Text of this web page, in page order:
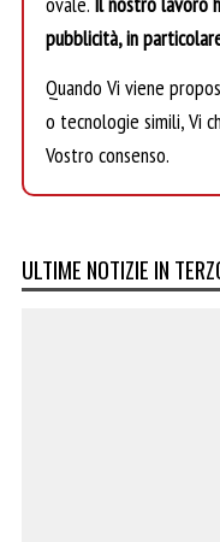
pubblicità, in
Quando Vi viene
o tecnologie simili, Vi
Vostro consenso.
ULTIME NOTIZIE IN